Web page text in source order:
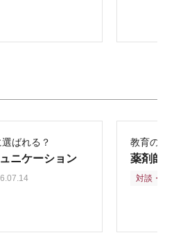
ばれる？
ニケーション
教育の再
薬剤師
対談・座